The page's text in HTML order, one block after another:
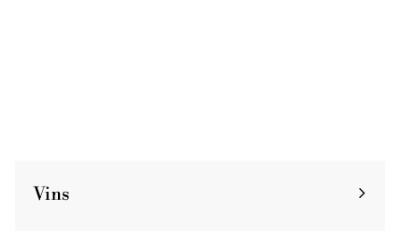
Vins